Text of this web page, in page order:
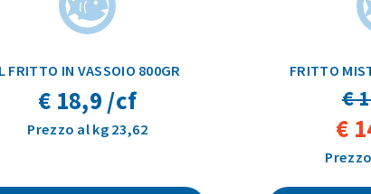
FRITTO IN VASSOIO 800GR
€ 18,9 /cf
Prezzo al kg 23,62
FRITTO
€
€